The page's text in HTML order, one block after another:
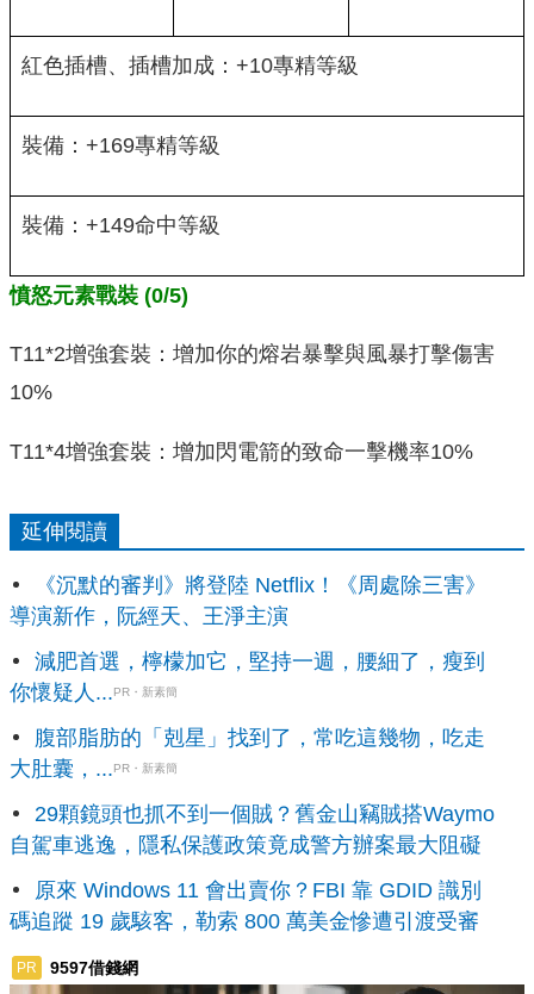
紅色插槽、插槽加成：+10專精等級
裝備：+169專精等級
裝備：+149命中等級
憤怒元素戰裝 (0/5)
T11*2增強套裝：增加你的熔岩暴擊與風暴打擊傷害
10%
T11*4增強套裝：增加閃電箭的致命一擊機率10%
延伸閱讀
《沉默的審判》將登陸 Netflix！《周處除三害》
導演新作，阮經天、王淨主演
減肥首選，檸檬加它，堅持一週，腰細了，瘦到
你懷疑人... PR・新素簡
腹部脂肪的「剋星」找到了，常吃這幾物，吃走
大肚囊，... PR・新素簡
29顆鏡頭也抓不到一個賊？舊金山竊賊搭Waymo
自駕車逃逸，隱私保護政策竟成警方辦案最大阻礙
原來 Windows 11 會出賣你？FBI 靠 GDID 識別
碼追蹤 19 歲駭客，勒索 800 萬美金慘遭引渡受審
PR 9597借錢網